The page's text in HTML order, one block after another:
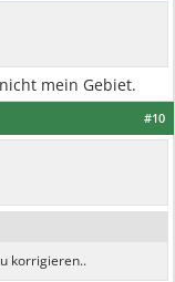
mein Gebiet.
#10
korrigieren..